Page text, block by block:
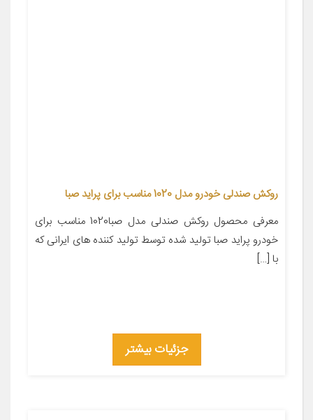
روکش صندلی خودرو مدل 1020 مناسب برای پراید صبا
معرفی محصول روکش صندلی مدل صبا1020 مناسب برای
خودرو پراید صبا تولید شده توسط تولید کننده های ایرانی که
با […]
جزئیات بیشتر